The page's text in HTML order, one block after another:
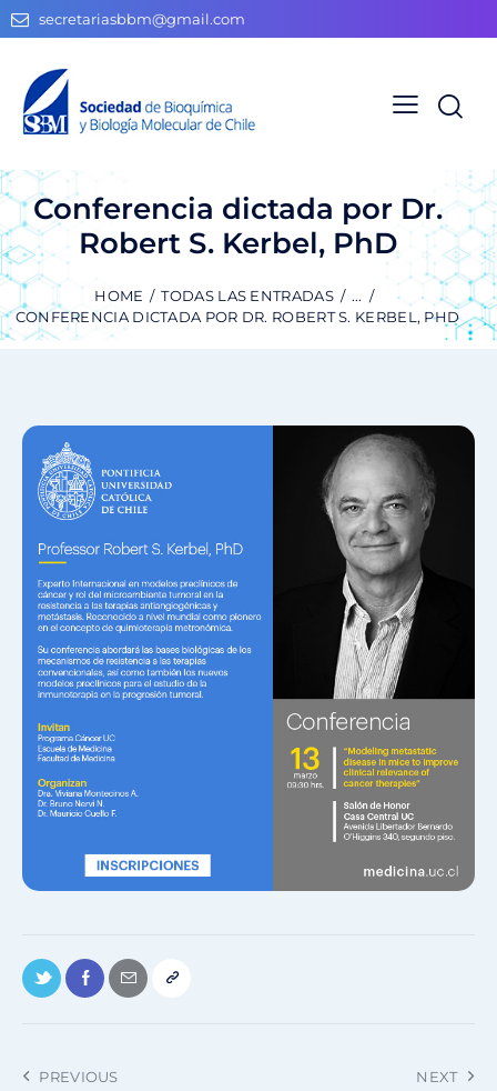
secretariasbbm@gmail.com
Conferencia dictada por Dr.
Robert S. Kerbel, PhD
HOME TODAS LAS ENTRADAS
...
CONFERENCIA DICTADA POR DR. ROBERT S. KERBEL, PHD
PREVIOUS NEXT